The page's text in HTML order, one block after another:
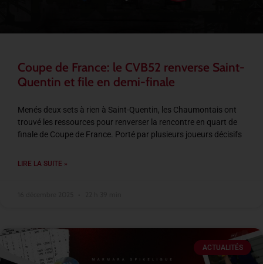
Coupe de France: le CVB52 renverse Saint-
Quentin et file en demi-finale
Menés deux sets à rien à Saint-Quentin, les Chaumontais ont
trouvé les ressources pour renverser la rencontre en quart de
finale de Coupe de France. Porté par plusieurs joueurs décisifs
LIRE LA SUITE »
ACTUALITÉS